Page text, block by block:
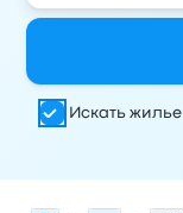
Искать жилье